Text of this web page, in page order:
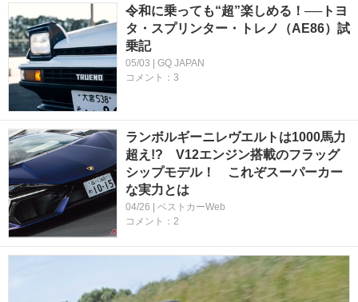
令和に乗っても“超”楽しめる！──トヨ
タ・スプリンター・トレノ（AE86）試
乗記
05/03 | GQ JAPAN
コメント：3
ランボルギーニレヴエルトは1000馬力
超え!? V12エンジン搭載のフラッグ
シップモデル！ これぞスーパーカー
な実力とは
04/26 | ベストカーWeb
コメント：2